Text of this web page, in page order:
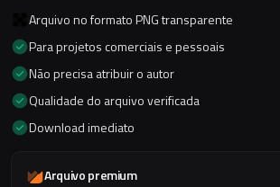
Arquivo no formato PNG transparente
Para projetos comerciais e pessoais
Não precisa atribuir o autor
Qualidade do arquivo verificada
Download imediato
Arquivo premium